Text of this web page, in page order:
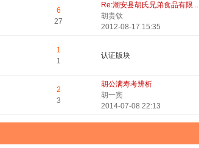
6
27
Re:潮安县胡氏兄弟食品有限 ..
胡贵钦
2012-08-17 15:35
1
1
认证版块
2
3
胡公满寿考辨析
胡一宾
2014-07-08 22:13